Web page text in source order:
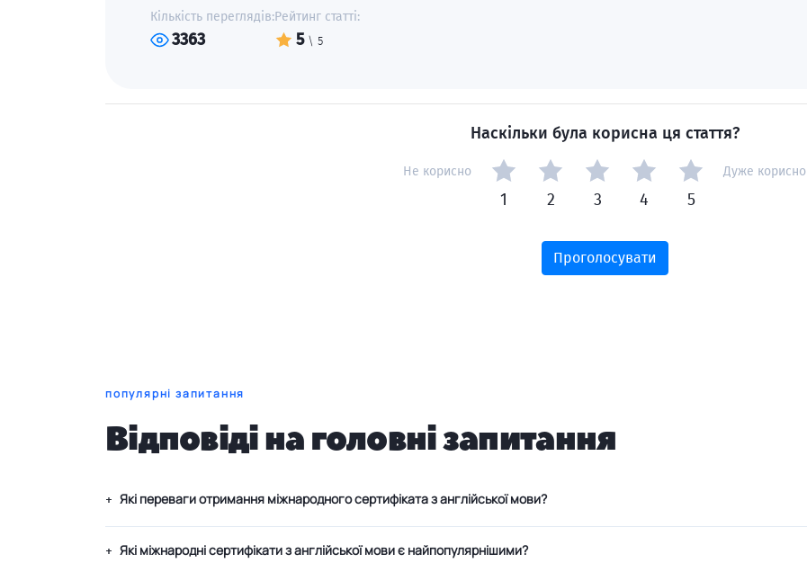
Кількість переглядів:
3363
Рейтинг статті:
5\ 5
Наскільки була корисна ця стаття?
Не корисно
1 2 3 4 5
Дуже корисно
Проголосувати
популярні запитання
Відповіді на головні запитання
+ Які переваги отримання міжнародного сертифіката з англійської мови?
+ Які міжнародні сертифікати з англійської мови є найпопулярнішими?